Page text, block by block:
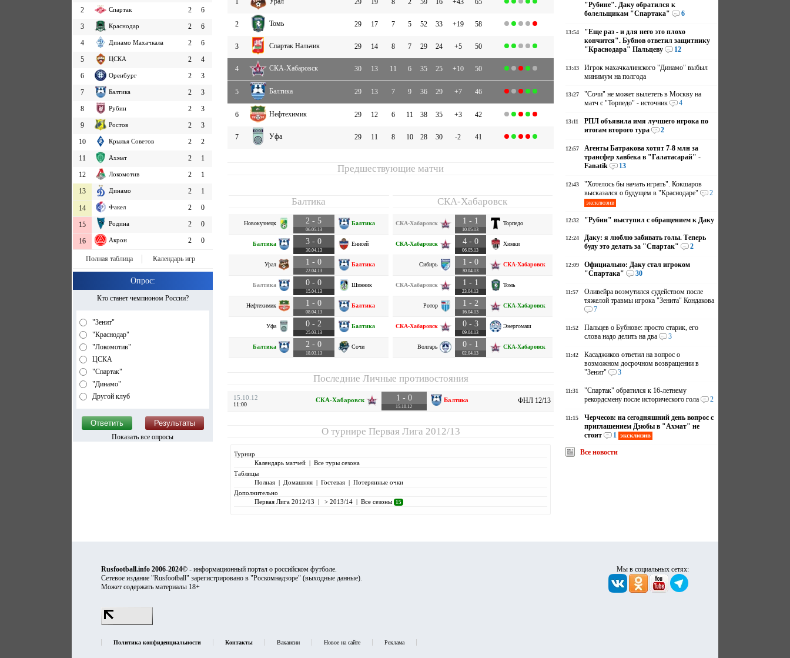
2
Спартак 2
6
3
Краснодар 2
6
4
Динамо Махачкала 2
6
5
ЦСКА 2
4
6
Оренбург 2
3
7
Балтика 2
3
8
Рубин 2
3
9
Ростов 2
3
10
Крылья Советов 2
2
11
Ахмат 2
1
12
Локомотив 2
1
13
Динамо 2 1
14 Факел 2 0
15 Родина 2 0
16 Акрон 2 0
Полная таблица Календарь игр
Опрос:
Кто станет чемпионом России?
"Зенит"
"Краснодар"
"Локомотив"
ЦСКА
"Спартак"
"Динамо"
Другой клуб
Показать все опросы
1 29 19 8 2 59 16 +43 65
2 Томь 29 17 7 5 52 33 +19 58
3 Спартак Нальчик 29 14 8 7 29 24 +5 50
4 СКА-Хабаровск 30 13 11 6 35 25 +10 50
5 Балтика 29 13 7 9 36 29 +7 46
6 Нефтехимик 29 12 6 11 38 35 +3 42
7 Уфа 29 11 8 10 28 30 -2 41
Предшествующие матчи
Балтика
Новокузнецк 2 - 5
06.05.13
Балтика
Балтика 3 - 0
30.04.13
Енисей
Урал 1 - 0
22.04.13
Балтика
Балтика 0 - 0
15.04.13
Шинник
Нефтехимик 1 - 0
08.04.13
Балтика
Уфа 0 - 2
25.03.13
Балтика
Балтика 2 - 0
18.03.13
Сочи
СКА-Хабаровск
СКА-Хабаровск 1 - 1
10.05.13
Торпедо
СКА-Хабаровск 4 - 0
06.05.13
Химки
Сибирь 1 - 0
30.04.13
СКА-Хабаровск
СКА-Хабаровск 1 - 1
23.04.13
Томь
Ротор 1 - 2
16.04.13
СКА-Хабаровск
СКА-Хабаровск 0 - 3
09.04.13
Энергомаш
Волгарь 0 - 1
02.04.13
СКА-Хабаровск
Последние Личные противостояния
15.10.12
11:00
СКА-Хабаровск 1 - 0
15.10.12
Балтика ФНЛ 12/13
О турнире Первая Лига 2012/13
Турнир
Календарь матчей| Все туры сезона
Таблицы
Полная| Домашняя| Гостевая| Потерянные очки
Дополнительно
Первая Лига 2012/13 | > 2013/14| Все сезоны 15
"Рубине". Даку обратился к
болельщикам "Спартака"
6
13:54
"Еще раз - и для него это плохо
кончится". Бубнов ответил защитнику
"Краснодара" Пальцеву
12
13:43
Игрок махачкалинского "Динамо" выбыл
минимум на полгода
13:27
"Сочи" не может вылететь в Москву на
матч с "Торпедо" - источник
4
13:11
РПЛ объявила имя лучшего игрока по
итогам второго тура
2
12:57
Агенты Батракова хотят 7-8 млн за
трансфер хавбека в "Галатасарай" -
Fanatik
13
12:43
"Хотелось бы начать играть". Кокшаров
высказался о будущем в "Краснодаре"
2
эксклюзив
12:32 "Рубин" выступил с обращением к Даку
12:24
Даку: я люблю забивать голы. Теперь
буду это делать за "Спартак"
2
12:09
Официально: Даку стал игроком
"Спартака"
30
11:57
Оливейра возмутился судейством после
тяжелой травмы игрока "Зенита" Кондакова
7
11:52
Пальцев о Бубнове: просто старик, его
слова надо делить на два
3
11:42
Касаджиков ответил на вопрос о
возможном досрочном возвращении в
"Зенит"
3
11:31
"Спартак" обратился к 16-летнему
рекордсмену после исторического гола
2
11:15
Черчесов: на сегодняшний день вопрос с
приглашением Дзюбы в "Ахмат" не
стоит
1 эксклюзив
Все новости
Rusfootball.info 2006-2024© - информационный портал о российском футболе.
Сетевое издание "Rusfootball" зарегистрировано в "Роскомнадзоре" (выходные данные).
Может содержать материалы 18+
Мы в социальных сетях:
Политика конфиденциальности Контакты Вакансии Новое на сайте Реклама